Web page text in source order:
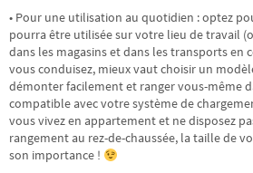
• Pour une utilisation au quotidien : optez
pourra être utilisée sur votre lieu de travail
dans les magasins et dans les transports en
vous conduisez, mieux vaut choisir un
démonter facilement et ranger vous-même
compatible avec votre système de
vous vivez en appartement et ne disposez
rangement au rez-de-chaussée, la taille de
son importance !